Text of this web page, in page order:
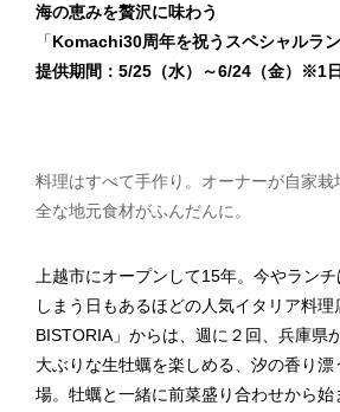
海の恵みを贅沢に味わう
「Komachi30周年を祝うスペシャルラ
提供期間：5/25（水）～6/24（金）※1
料理はすべて手作り。オーナーが自家
全な地元食材がふんだんに。
上越市にオープンして15年。今やラン
しまう日もあるほどの人気イタリア料理
BISTORIA」からは、週に２回、兵庫県
大ぶりな生牡蠣を楽しめる、汐の香り漂
場。牡蠣と一緒に前菜盛り合わせから始